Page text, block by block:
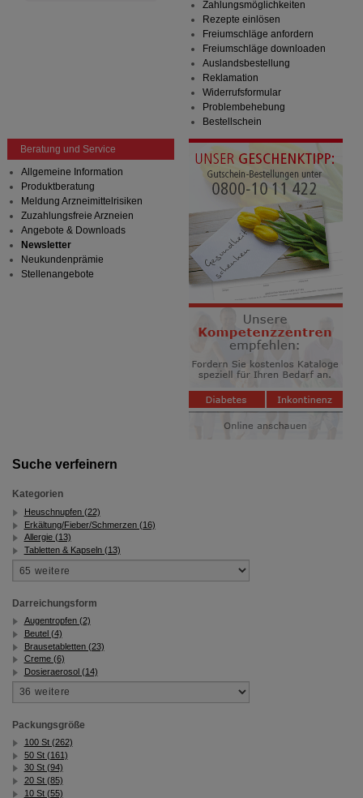
Suche verfeinern
Kategorien
Heuschnupfen (22)
Erkältung/Fieber/Schmerzen (16)
Allergie (13)
Tabletten & Kapseln (13)
Darreichungsform
Augentropfen (2)
Beutel (4)
Brausetabletten (23)
Creme (6)
Dosieraerosol (14)
Packungsgröße
100 St (262)
50 St (161)
30 St (94)
20 St (85)
10 St (55)
Zahlungsmöglichkeiten
Rezepte einlösen
Freiumschläge anfordern
Freiumschläge downloaden
Auslandsbestellung
Reklamation
Widerrufsformular
Problembehebung
Bestellschein
Beratung und Service
Allgemeine Information
Produktberatung
Meldung Arzneimittelrisiken
Zuzahlungsfreie Arzneien
Angebote & Downloads
Newsletter
Neukundenprämie
Stellenangebote